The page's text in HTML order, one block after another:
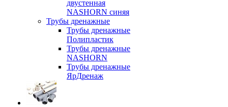
двустенная
NASHORN синяя
Трубы дренажные
Трубы дренажные
Полипластик
Трубы дренажные
NASHORN
Трубы дренажные
ЯрДренаж